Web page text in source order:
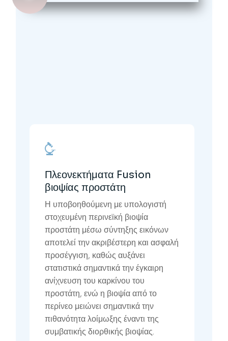
Πλεονεκτήματα Fusion
βιοψίας προστάτη
Η υποβοηθούμενη με υπολογιστή
στοχευμένη περινεϊκή βιοψία
προστάτη μέσω σύντηξης εικόνων
αποτελεί την ακριβέστερη και ασφαλή
προσέγγιση, καθώς αυξάνει
στατιστικά σημαντικά την έγκαιρη
ανίχνευση του καρκίνου του
προστάτη, ενώ η βιοψία από το
περίνεο μειώνει σημαντικά την
πιθανότητα λοίμωξης έναντι της
συμβατικής διορθικής βιοψίας.